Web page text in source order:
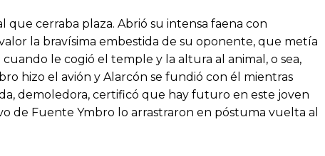
que cerraba plaza. Abrió su intensa faena con
la bravísima embestida de su oponente, que metía
le cogió el temple y la altura al animal, o sea,
hizo el avión y Alarcón se fundió con él mientras
demoledora, certificó que hay futuro en este joven
de Fuente Ymbro lo arrastraron en póstuma vuelta al